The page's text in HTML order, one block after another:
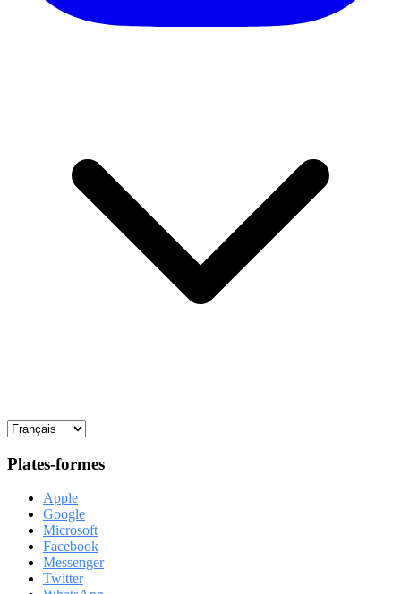
Plates-formes
Apple
Google
Microsoft
Facebook
Messenger
Twitter